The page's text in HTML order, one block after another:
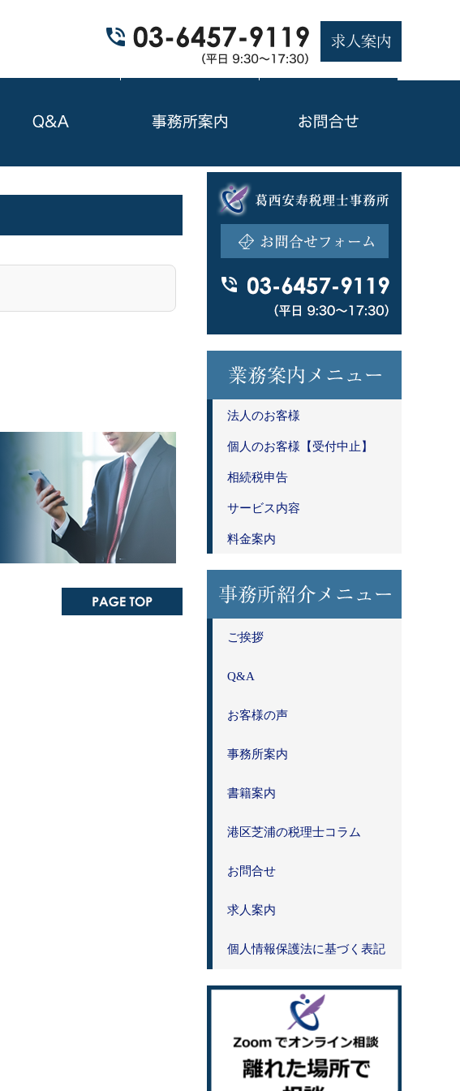
法人のお客様
個人のお客様【受付中止】
相続税申告
サービス内容
料金案内
ご挨拶
Q&A
お客様の声
事務所案内
書籍案内
港区芝浦の税理士コラム
お問合せ
求人案内
個人情報保護法に基づく表記